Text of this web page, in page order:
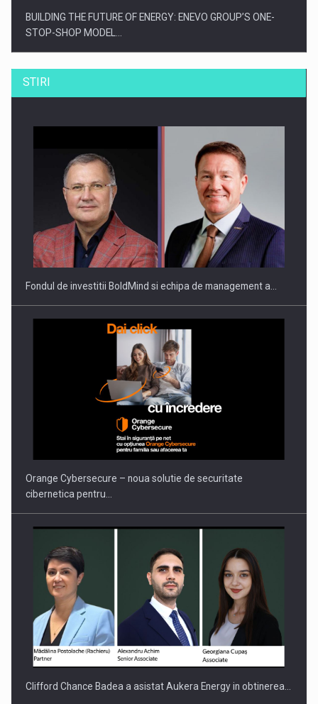
BUILDING THE FUTURE OF ENERGY: ENEVO GROUP’S ONE-
STOP-SHOP MODEL…
ROOTED IN ROMANIA, BUILT TO DELIVER TECHNOLOGY FOR
THE…
PUTTING ROMANIAN CORPORATE COMPANIES ON THE
INTERNATIONAL BUSINESS SCENE
STIRI
Fondul de investitii BoldMind si echipa de management a…
Orange Cybersecure – noua solutie de securitate
cibernetica pentru…
Clifford Chance Badea a asistat Aukera Energy in obtinerea…